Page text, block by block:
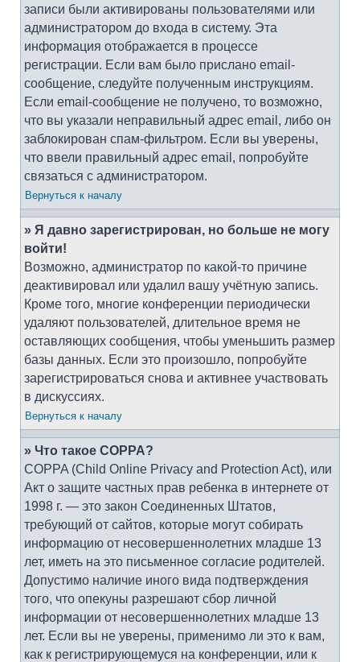
записи были активированы пользователями или
администратором до входа в систему. Эта
информация отображается в процессе
регистрации. Если вам было прислано email-
сообщение, следуйте полученным инструкциям.
Если email-сообщение не получено, то возможно,
что вы указали неправильный адрес email, либо он
заблокирован спам-фильтром. Если вы уверены,
что ввели правильный адрес email, попробуйте
связаться с администратором.
Вернуться к началу
» Я давно зарегистрирован, но больше не могу
войти!
Возможно, администратор по какой-то причине
деактивировал или удалил вашу учётную запись.
Кроме того, многие конференции периодически
удаляют пользователей, длительное время не
оставляющих сообщения, чтобы уменьшить размер
базы данных. Если это произошло, попробуйте
зарегистрироваться снова и активнее участвовать
в дискуссиях.
Вернуться к началу
» Что такое COPPA?
COPPA (Child Online Privacy and Protection Act), или
Акт о защите частных прав ребенка в интернете от
1998 г. — это закон Соединенных Штатов,
требующий от сайтов, которые могут собирать
информацию от несовершеннолетних младше 13
лет, иметь на это письменное согласие родителей.
Допустимо наличие иного вида подтверждения
того, что опекуны разрешают сбор личной
информации от несовершеннолетних младше 13
лет. Если вы не уверены, применимо ли это к вам,
как к регистрирующемуся на конференции, или к